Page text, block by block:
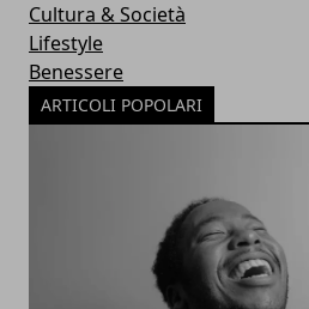
Cultura & Società
Lifestyle
Benessere
ARTICOLI POPOLARI